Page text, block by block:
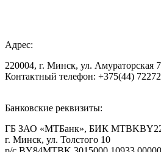
Адрес:
220004, г. Минск, ул. Амураторская
Контактный телефон: +375(44)
Банковские реквизиты:
ГБ ЗАО «МТБанк», БИК
г. Минск, ул. Толстого 10